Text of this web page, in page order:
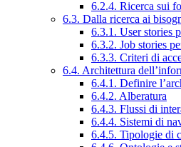
6.2.4. Ricerca sui
6.3. Dalla ricerca ai
6.3.1. User stories
6.3.2. Job stories
6.3.3. Criteri di
6.4. Architettura
6.4.1. Definire
6.4.2. Alberatura
6.4.3. Flussi di
6.4.4. Sistemi di
6.4.5. Tipologie di